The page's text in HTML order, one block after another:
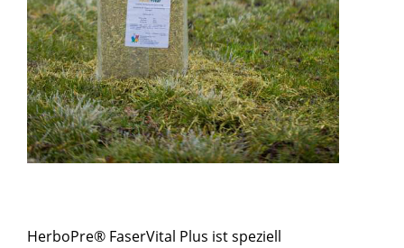
HerboPre® FaserVital Plus ist speziell